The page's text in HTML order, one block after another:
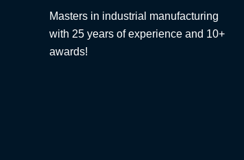
Masters in industrial manufacturing
with 25 years of experience and 10+
awards!